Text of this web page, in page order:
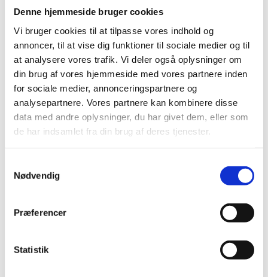
Denne hjemmeside bruger cookies
Vi bruger cookies til at tilpasse vores indhold og
annoncer, til at vise dig funktioner til sociale medier og til
at analysere vores trafik. Vi deler også oplysninger om
din brug af vores hjemmeside med vores partnere inden
for sociale medier, annonceringspartnere og
analysepartnere. Vores partnere kan kombinere disse
data med andre oplysninger, du har givet dem, eller som
de har indsamlet fra din brug af deres tjenester.
Nødvendig
Præferencer
Statistik
15228
Glutenfri/lactosefri fiberbrød 1000 g